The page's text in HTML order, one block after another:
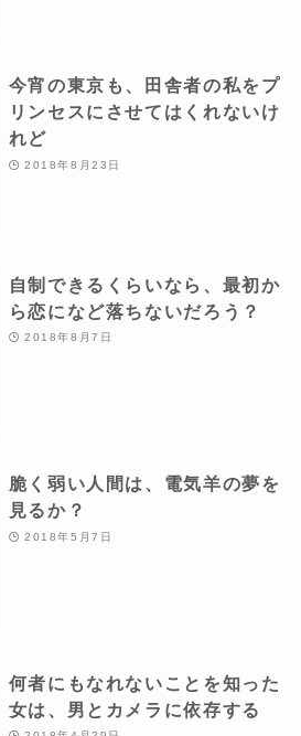
今宵の東京も、田舎者の私をプ
リンセスにさせてはくれないけ
れど
2018年8月23日
自制できるくらいなら、最初か
ら恋になど落ちないだろう？
2018年8月7日
脆く弱い人間は、電気羊の夢を
見るか？
2018年5月7日
何者にもなれないことを知った
女は、男とカメラに依存する